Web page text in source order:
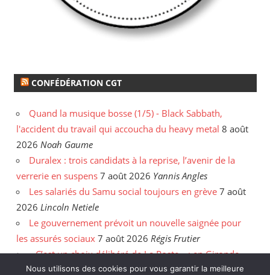
CONFÉDÉRATION CGT
Quand la musique bosse (1/5) - Black Sabbath,
l'accident du travail qui accoucha du heavy metal 8 août
2026 Noah Gaume
Duralex : trois candidats à la reprise, l’avenir de la
verrerie en suspens 7 août 2026 Yannis Angles
Les salariés du Samu social toujours en grève 7 août
2026 Lincoln Netiele
Le gouvernement prévoit un nouvelle saignée pour
les assurés sociaux 7 août 2026 Régis Frutier
« C’est un choix délibéré de La Poste » : en Gironde,
les postiers sommés de rattraper leurs heures 6 août
Nous utilisons des cookies pour vous garantir la meilleure